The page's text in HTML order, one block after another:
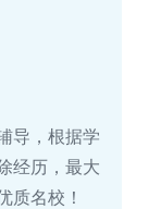
导，根据学
经历，最大
质名校！